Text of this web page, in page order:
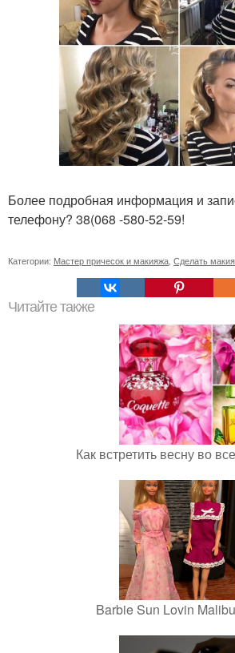
Более подробная информация и
телефону? 38(068 -580-52-59!
Категории: Мастер причесок и макияжа Сделать
Читайте также
Как встретить весну во
Barbie Sun Lovin